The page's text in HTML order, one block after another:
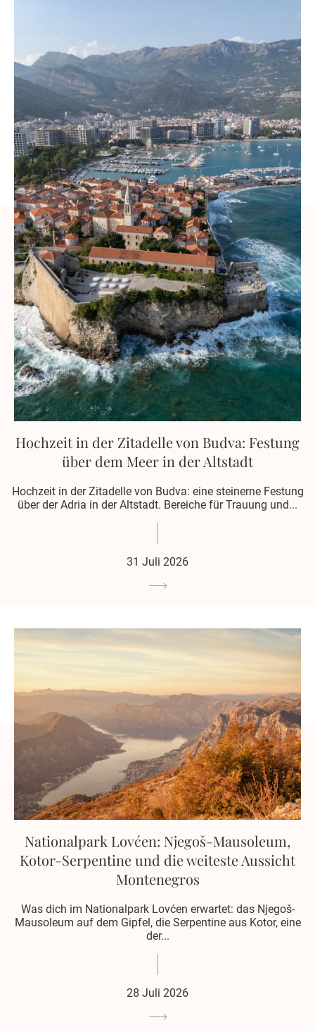
Hochzeit in der Zitadelle von Budva: Festung
über dem Meer in der Altstadt
Hochzeit in der Zitadelle von Budva: eine steinerne Festung
über der Adria in der Altstadt. Bereiche für Trauung und...
31 Juli 2026
Nationalpark Lovćen: Njegoš-Mausoleum,
Kotor-Serpentine und die weiteste Aussicht
Montenegros
Was dich im Nationalpark Lovćen erwartet: das Njegoš-
Mausoleum auf dem Gipfel, die Serpentine aus Kotor, eine
der...
28 Juli 2026